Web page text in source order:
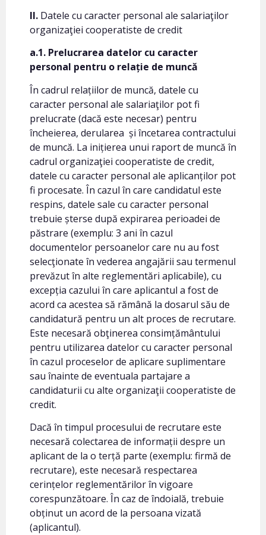
II. Datele cu caracter personal ale salariaţilor
organizaţiei cooperatiste de credit
a.1. Prelucrarea datelor cu caracter
personal pentru o relație de muncă
În cadrul relațiilor de muncă, datele cu
caracter personal ale salariaţilor pot fi
prelucrate (dacă este necesar) pentru
încheierea, derularea și încetarea contractului
de muncă. La inițierea unui raport de muncă în
cadrul organizaţiei cooperatiste de credit,
datele cu caracter personal ale aplicanților pot
fi procesate. În cazul în care candidatul este
respins, datele sale cu caracter personal
trebuie șterse după expirarea perioadei de
păstrare (exemplu: 3 ani în cazul
documentelor persoanelor care nu au fost
selecţionate în vederea angajării sau termenul
prevăzut în alte reglementări aplicabile), cu
excepția cazului în care aplicantul a fost de
acord ca acestea să rămână la dosarul său de
candidatură pentru un alt proces de recrutare.
Este necesară obţinerea consimțământului
pentru utilizarea datelor cu caracter personal
în cazul proceselor de aplicare suplimentare
sau înainte de eventuala partajare a
candidaturii cu alte organizaţii cooperatiste de
credit.
Dacă în timpul procesului de recrutare este
necesară colectarea de informații despre un
aplicant de la o terță parte (exemplu: firmă de
recrutare), este necesară respectarea
cerințelor reglementărilor în vigoare
corespunzătoare. În caz de îndoială, trebuie
obținut un acord de la persoana vizată
(aplicantul).